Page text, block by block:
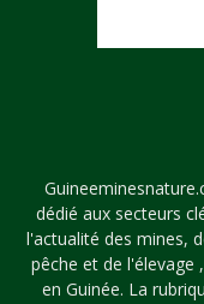
dédié aux secteurs
l'actualité des mines,
pêche et de l'élevage
en Guinée. La